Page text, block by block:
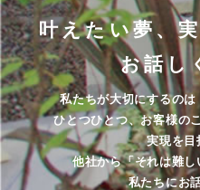
叶えたい夢、
お話し
私たちが大切にするの
ひとつひとつ、お客様の
実現を目
他社から「それは難
私たちにお